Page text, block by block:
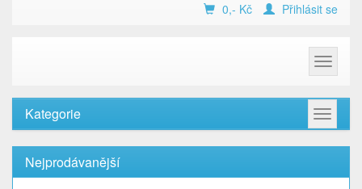
0,- Kč Přihlásit se
Toggle
Toggle
Kategorie
Nejprodávanější